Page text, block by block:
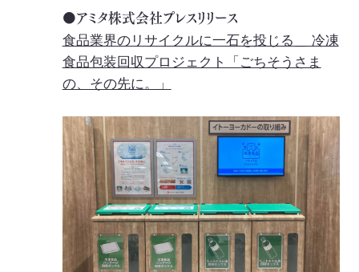
●アミタ株式会社プレスリリース
食品業界のリサイクルに一石を投じる＿ 冷凍
食品包装回収プロジェクト「ごちそうさま
の、その先に。」